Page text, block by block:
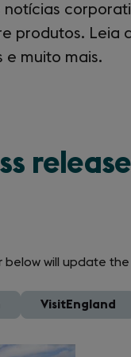
notícias
produtos. Leia
e muito mais.
will update
VisitEngland